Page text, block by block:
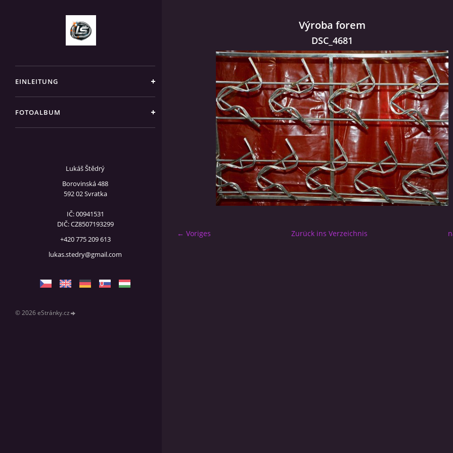
EINLEITUNG
FOTOALBUM
Lukáš Štědrý
Borovinská 488
592 02 Svratka
IČ: 00941531
DIČ: CZ8507193299
+420 775 209 613
lukas.stedry@gmail.com
© 2026 eStránky.cz
Výroba forem
DSC_4681
← Voriges Zurück ins Verzeichnis